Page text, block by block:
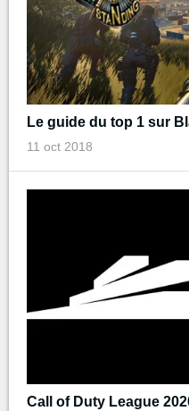
Le guide du top 1 sur
11 oct 2018
Call of Duty League